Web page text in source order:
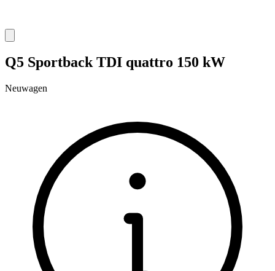
Q5 Sportback TDI quattro 150 kW
Neuwagen